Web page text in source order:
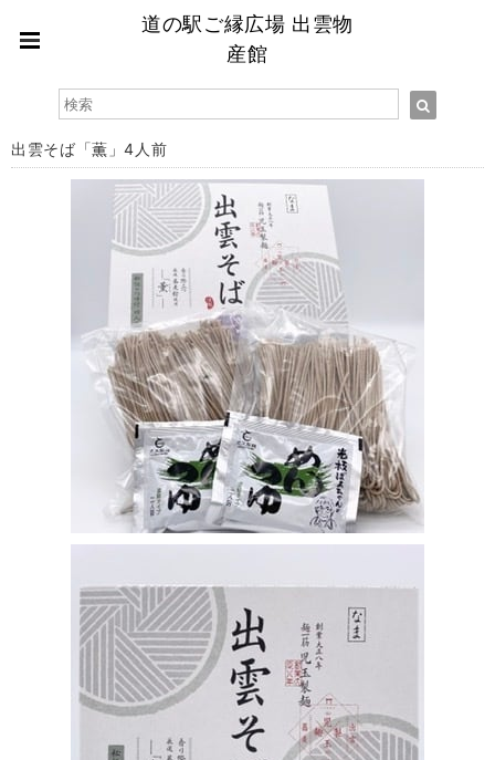
道の駅ご縁広場 出雲物
産館
出雲そば「薫」4人前